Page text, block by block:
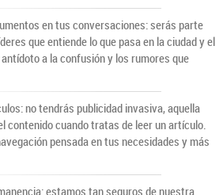
en tus conversaciones: serás parte
que entiende lo que pasa en la ciudad y el
a la confusión y los rumores que
no tendrás publicidad invasiva, aquella
contenido cuando tratas de leer un artículo.
pensada en tus necesidades y más
estamos tan seguros de nuestra